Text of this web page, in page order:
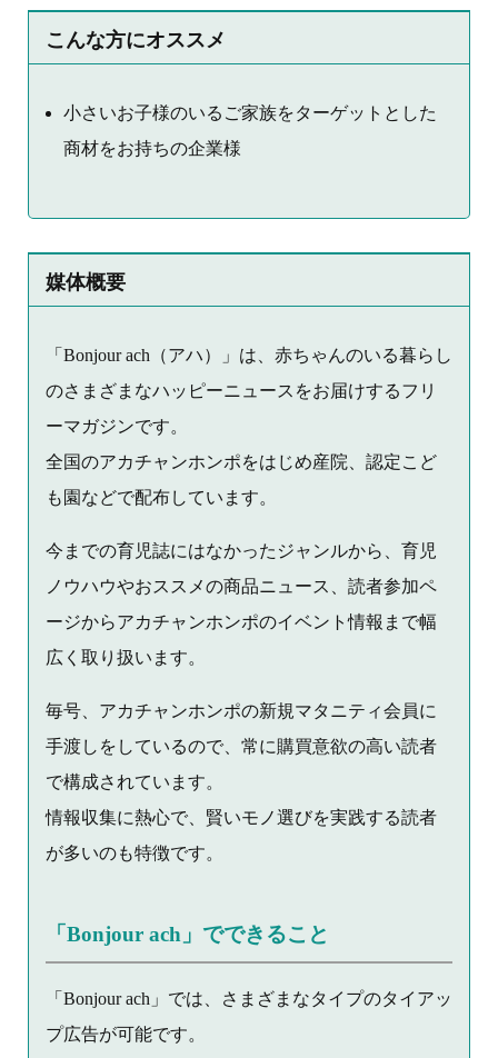
こんな方にオススメ
小さいお子様のいるご家族をターゲットとした
商材をお持ちの企業様
媒体概要
「Bonjour ach（アハ）」は、赤ちゃんのいる暮らし
のさまざまなハッピーニュースをお届けするフリ
ーマガジンです。
全国のアカチャンホンポをはじめ産院、認定こど
も園などで配布しています。
今までの育児誌にはなかったジャンルから、育児
ノウハウやおススメの商品ニュース、読者参加ペ
ージからアカチャンホンポのイベント情報まで幅
広く取り扱います。
毎号、アカチャンホンポの新規マタニティ会員に
手渡しをしているので、常に購買意欲の高い読者
で構成されています。
情報収集に熱心で、賢いモノ選びを実践する読者
が多いのも特徴です。
「Bonjour ach」でできること
「Bonjour ach」では、さまざまなタイプのタイアッ
プ広告が可能です。